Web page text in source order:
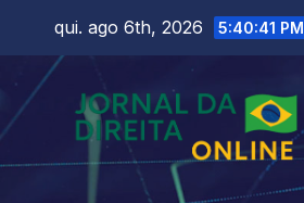
content
qui. ago 6th, 2026 5:40:43 PM